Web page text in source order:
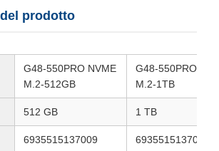
prodotto
G48-550PRO NVME
M.2-512GB
G48-550PRO
M.2-1TB
512 GB 1 TB
6935515137009 6935515137016